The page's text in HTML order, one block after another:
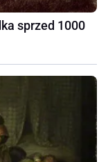
sprzed 1000